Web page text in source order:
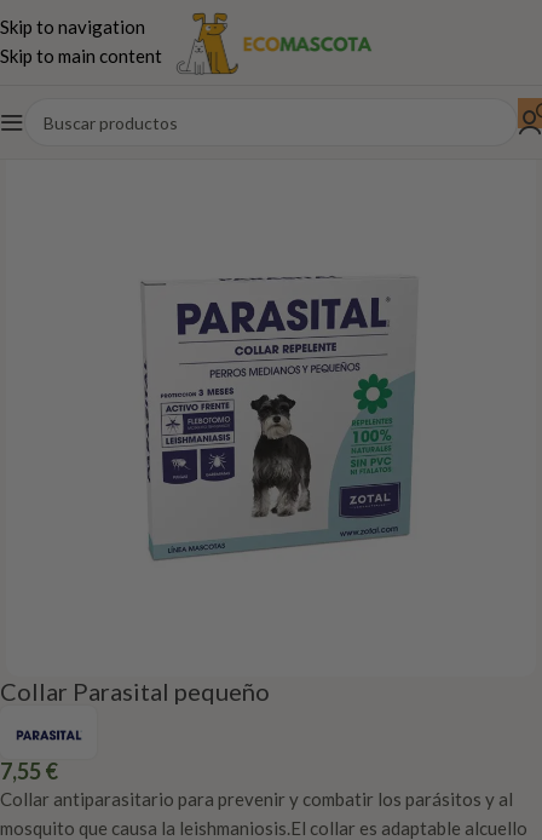
Skip to navigation
Skip to main content
Inicio Perros Antiparasitarios-Higiene
Collar Parasital pequeño
7,55 €
Collar antiparasitario para prevenir y combatir los parásitos y al
mosquito que causa la leishmaniosis.El collar es adaptable alcuello